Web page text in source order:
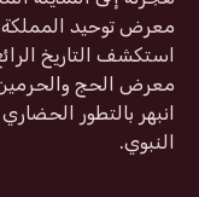
معرض توحيد
استكشف التاريخ
معرض الحج
انبهر بالتطور
النبوي.